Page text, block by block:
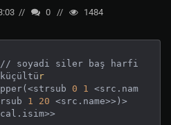
0 1484
// soyadi siler baş harfi
r
0 1 <src.nam
1 20 <src.name>>)>